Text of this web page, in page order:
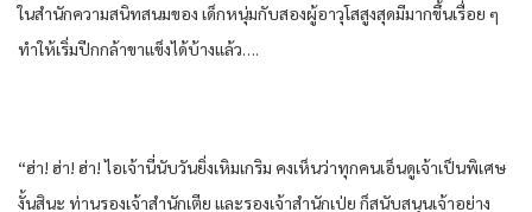
ใน​สำนัก​ความ​สนิทสนม​ของ​ เด็กหนุ่ม​กับ​สอง​ผู้อาวุโส​สูงสุด​มีมากขึ้น​เรื่อย ๆ​
ทำให้​เริ่ม​ปีกกล้าขาแข็ง​ได้​บ้าง​แล้ว​….
“ฮ่า! ฮ่า! ฮ่า! ไอ​เจ้านี่​นับวัน​ยิ่ง​เหิมเกริม​ คง​เห็น​ว่า​ทุกคน​เอ็นดู​เจ้าเป็นพิเศษ​
งั้น​สินะ​ ท่าน​รอง​เจ้าสำนัก​เตีย​ และ​รอง​เจ้าสำนัก​เป่ย​ ก็​สนับสนุน​เจ้าอย่าง​